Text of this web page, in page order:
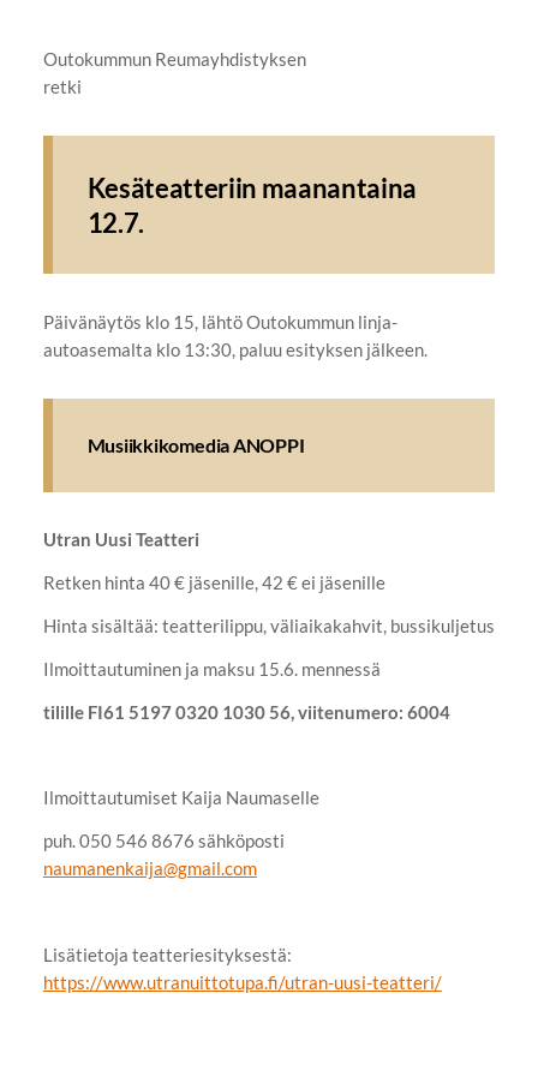
Outokummun Reumayhdistyksen
retki
Kesäteatteriin maanantaina
12.7.
Päivänäytös klo 15, lähtö Outokummun linja-
autoasemalta klo 13:30, paluu esityksen jälkeen.
Musiikkikomedia ANOPPI
Utran Uusi Teatteri
Retken hinta 40 € jäsenille, 42 € ei jäsenille
Hinta sisältää: teatterilippu, väliaikakahvit, bussikuljetus
Ilmoittautuminen ja maksu 15.6. mennessä
tilille FI61 5197 0320 1030 56, viitenumero: 6004
Ilmoittautumiset Kaija Naumaselle
puh. 050 546 8676 sähköposti
naumanenkaija@gmail.com
Lisätietoja teatteriesityksestä:
https://www.utranuittotupa.fi/utran-uusi-teatteri/